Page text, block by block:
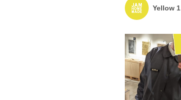
Yellow 1